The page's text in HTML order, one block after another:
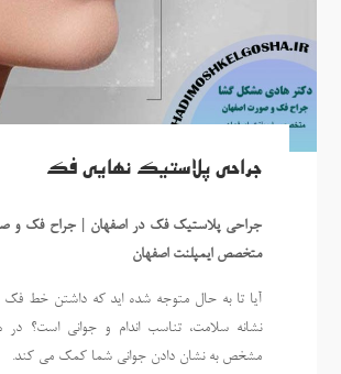
جراحی پلاستیک نهایی فک
جراحی پلاستیک فک در اصفهان | جراح فک و
متخصص ایمپلنت اصفهان
آیا تا به حال متوجه شده اید که داشتن خط
نشانه سلامت، تناسب اندام و جوانی است؟
مشخص به نشان دادن جوانی شما کمک می کند.